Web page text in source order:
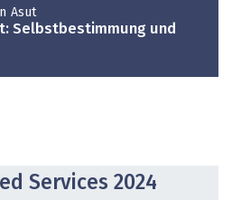
Asut
Selbst­bestimmung und
Services 2024